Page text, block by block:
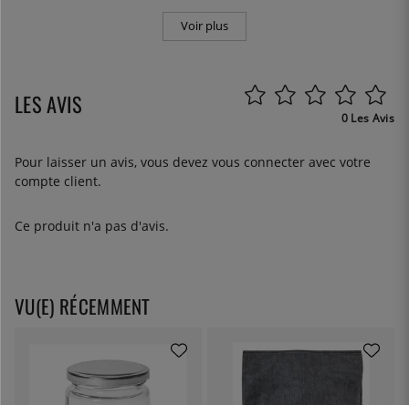
Voir plus
LES AVIS 0 Les Avis
Pour laisser un avis, vous devez vous connecter avec votre
compte client.
Ce produit n'a pas d'avis.
VU(E) RÉCEMMENT